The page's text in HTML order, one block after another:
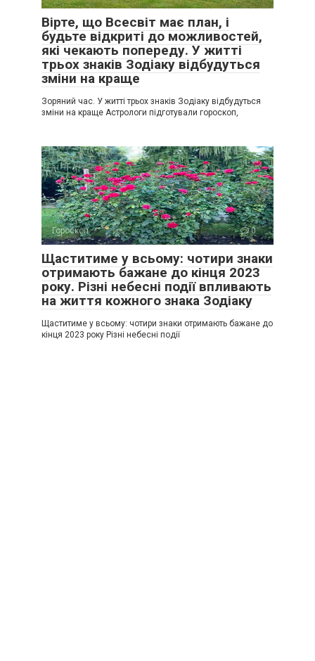
Вірте, що Всесвіт має план, і
будьте відкриті до можливостей,
які чекають попереду. У житті
трьох знаків Зодіаку відбудуться
зміни на краще
Зоряний час. У житті трьох знаків Зодіаку відбудуться
зміни на краще Астрологи підготували гороскоп,
Гороскоп 0
Щаститиме у всьому: чотири знаки
отримають бажане до кінця 2023
року. Різні небесні події впливають
на життя кожного знака Зодіаку
Щаститиме у всьому: чотири знаки отримають бажане до
кінця 2023 року Різні небесні події